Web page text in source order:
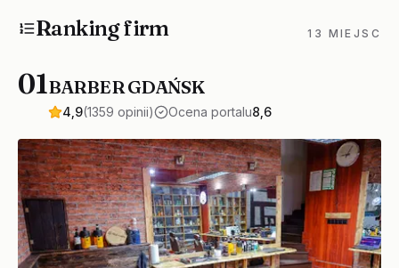
Ranking firm 13 MIEJSC
01BARBER GDAŃSK
4,9(1359 opinii) Ocena portalu8,6